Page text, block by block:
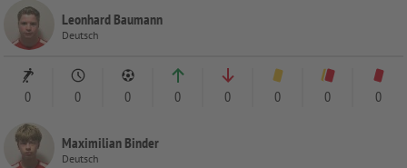
Leonhard Baumann
Deutsch
0 0 0 0 0 0 0 0
Maximilian Binder
Deutsch